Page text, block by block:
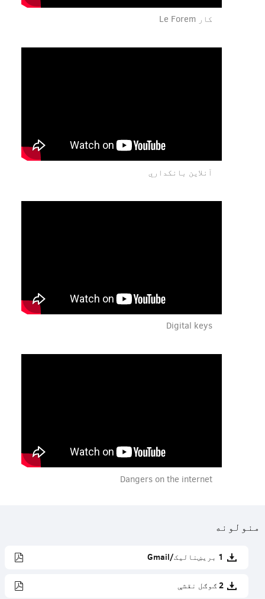
کار Le Forem
آنلاین بانکداري
Digital keys
Dangers on the internet
منولونه
1 بریښنالیک/Gmail
2 ګوګل نقشې